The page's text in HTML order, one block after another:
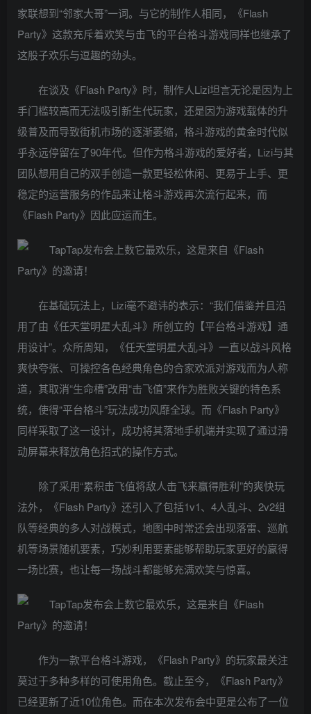
家联想到“邻家大哥”一词。与它的制作人相同，《Flash
Party》这款充斥着欢笑与击飞的平台格斗游戏同样也继承了
这股子欢乐与逗趣的劲头。
在谈及《Flash Party》时，制作人Lizi坦言无论是因为上
手门槛较高而无法吸引新生代玩家，还是因为游戏载体的升
级普及而导致街机市场的逐渐萎缩，格斗游戏的黄金时代似
乎永远停留在了90年代。但作为格斗游戏的爱好者，Lizi与其
团队想用自己的双手创造一款更轻松休闲、更易于上手、更
稳定的运营服务的作品来让格斗游戏再次流行起来，而
《Flash Party》因此应运而生。
在基础玩法上，Lizi毫不避讳的表示：“我们借鉴并且沿
用了由《任天堂明星大乱斗》所创立的【平台格斗游戏】通
用设计”。众所周知，《任天堂明星大乱斗》一直以战斗风格
爽快夸张、可操控各色经典角色的合家欢派对游戏而为人称
道，其取消“生命槽”改用“击飞值”来作为胜败关键的特色系
统，使得“平台格斗”玩法成功风靡全球。而《Flash Party》
同样采取了这一设计，成功将其落地手机端并实现了通过滑
动屏幕来释放角色招式的操作方式。
除了采用“累积击飞值将敌人击飞来赢得胜利”的爽快玩
法外，《Flash Party》还引入了包括1v1、4人乱斗、2v2组
队等经典的多人对战模式，地图中时常还会出现落雷、巡航
机等场景随机要素，巧妙利用要素能够帮助玩家更好的赢得
一场比赛，也让每一场战斗都能够充满欢笑与惊喜。
作为一款平台格斗游戏，《Flash Party》的玩家最关注
莫过于多种多样的可使用角色。截止至今，《Flash Party》
已经更新了近10位角色。而在本次发布会中更是公布了一位